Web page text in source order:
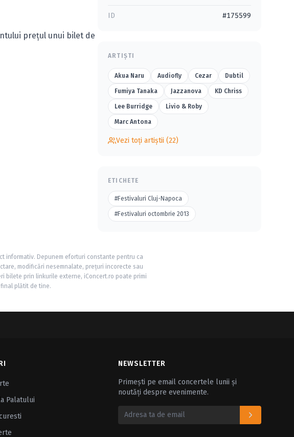
preţul unui bilet de
ID #175599
ARTIȘTI
Akua Naru Audiofly Cezar Dubtil
Fumiya Tanaka Jazzanova KD Chriss
Lee Burridge Livio & Roby
Marc Antona
Vezi toți artiștii (22)
ETICHETE
#Festivaluri Cluj-Napoca
#Festivaluri octombrie 2013
informativ. Depunem eforturi constante pentru ca
modificări nesemnalate, prețuri incorecte sau
bilete prin linkurile externe, iConcert.ro poate primi
plătit de tine.
Palatului
NEWSLETTER
Primești pe email concertele lunii și
noutăți despre evenimente.